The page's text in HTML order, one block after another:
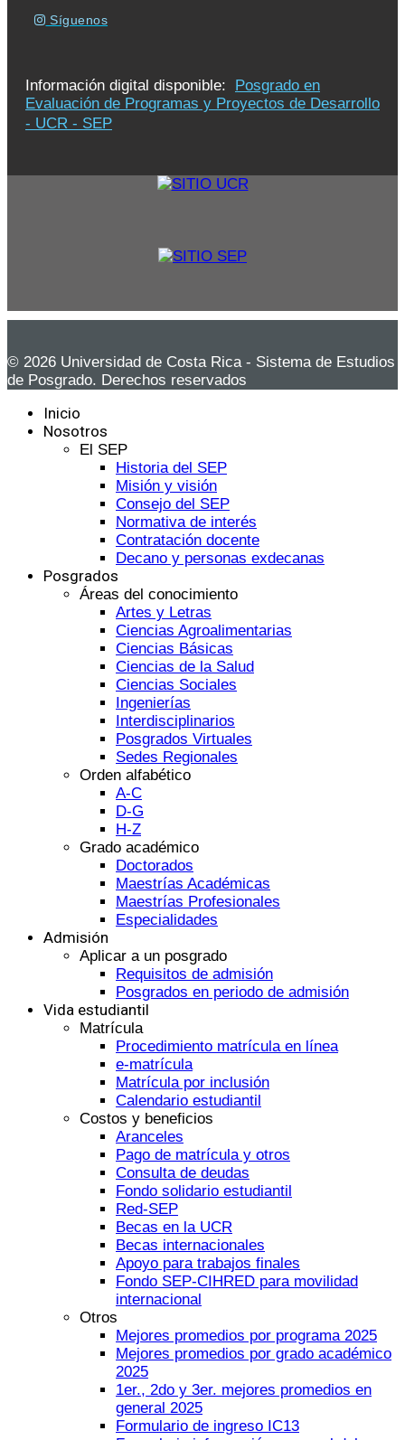
Síguenos
Información digital disponible: Posgrado en
Evaluación de Programas y Proyectos de Desarrollo
- UCR - SEP
© 2026 Universidad de Costa Rica - Sistema de Estudios
de Posgrado. Derechos reservados
Inicio
Nosotros
El SEP
Historia del SEP
Misión y visión
Consejo del SEP
Normativa de interés
Contratación docente
Decano y personas exdecanas
Posgrados
Áreas del conocimiento
Artes y Letras
Ciencias Agroalimentarias
Ciencias Básicas
Ciencias de la Salud
Ciencias Sociales
Ingenierías
Interdisciplinarios
Posgrados Virtuales
Sedes Regionales
Orden alfabético
A-C
D-G
H-Z
Grado académico
Doctorados
Maestrías Académicas
Maestrías Profesionales
Especialidades
Admisión
Aplicar a un posgrado
Requisitos de admisión
Posgrados en periodo de admisión
Vida estudiantil
Matrícula
Procedimiento matrícula en línea
e-matrícula
Matrícula por inclusión
Calendario estudiantil
Costos y beneficios
Aranceles
Pago de matrícula y otros
Consulta de deudas
Fondo solidario estudiantil
Red-SEP
Becas en la UCR
Becas internacionales
Apoyo para trabajos finales
Fondo SEP-CIHRED para movilidad
internacional
Otros
Mejores promedios por programa 2025
Mejores promedios por grado académico
2025
1er., 2do y 3er. mejores promedios en
general 2025
Formulario de ingreso IC13